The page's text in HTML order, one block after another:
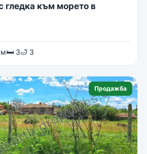
гледка към морето в
🛏 3🛁 3
Продажба